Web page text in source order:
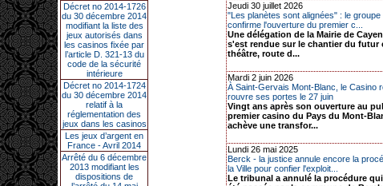
Décret no 2014-1726
du 30 décembre 2014
modifiant la liste des
jeux autorisés dans
les casinos fixée par
l’article D. 321-13 du
code de la sécurité
intérieure
Décret no 2014-1724
du 30 décembre 2014
relatif à la
réglementation des
jeux dans les casinos
Les jeux d’argent en
France - Avril 2014
Arrêté du 6 décembre
2013 modifiant les
dispositions de
Jeudi 30 juillet 2026
"Les planètes sont alignées" : le groupe
confirme l'ouverture du premier c...
Une délégation de la Mairie de
s'est rendue sur le chantier du futur
théâtre, route d...
Mardi 2 juin 2026
À Saint-Gervais Mont-Blanc, le Casino
rouvre ses portes le 27 juin
Vingt ans après son ouverture au
premier casino du Pays du Mont-
achève une transfor...
Lundi 26 mai 2025
Berck - la justice annule encore la
la Ville pour confier l'exploit...
Le tribunal a annulé la procédure